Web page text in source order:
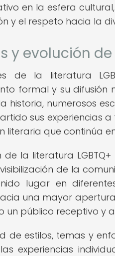
en la esfera
y el respeto hacia la
y evolución
de la literatura
formal y su difusión
historia, numerosos
sus experiencias
literaria que continúa
de la literatura
de la
lugar en
una mayor
un público receptivo y
de estilos, temas y
experiencias